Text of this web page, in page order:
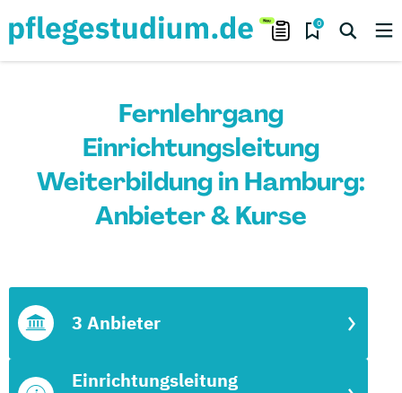
0
Fernlehrgang
Einrichtungsleitung
Weiterbildung in Hamburg:
Anbieter & Kurse
Einrichtungsleitung
3 Anbieter